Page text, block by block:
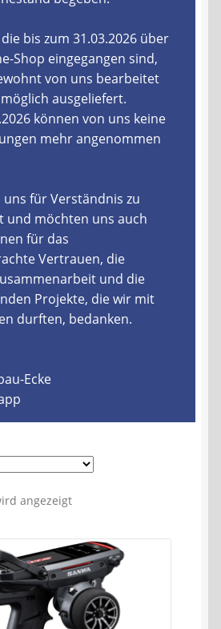
Verordnung
Verordnung
Verordnung
bis zum 31.03.2026 über
Shop eingegangen sind,
von uns bearbeitet
ausgeliefert.
können von uns keine
mehr angenommen
für Verständnis zu
und möchten uns auch
für das
Vertrauen, die
und die
Projekte, die wir mit
durften, bedanken.
Ecke
angezeigt